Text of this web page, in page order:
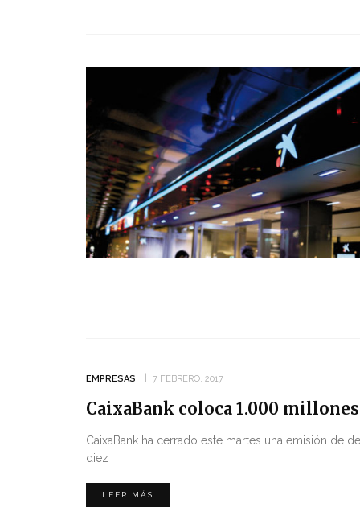
EMPRESAS 7 FEBRERO, 2017
CaixaBank coloca 1.000
CaixaBank ha cerrado este martes una emisión de
diez
LEER MÁS